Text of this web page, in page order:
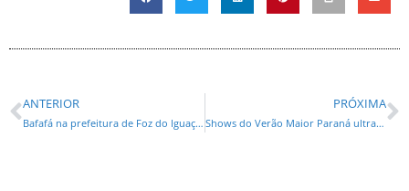
ANTERIOR
Bafafá na prefeitura de Foz do Iguaçu: prefeito suspende prêmio e servidores afirmam que são tratados como foras da lei
PRÓXIMA
Shows do Verão Maior Paraná ultrapassam 800 mil pessoas e encantam artistas nacionais